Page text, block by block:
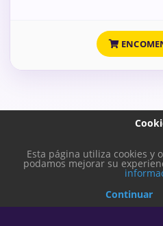
Esta página utiliza cookies y
podamos mejorar su
Continuar